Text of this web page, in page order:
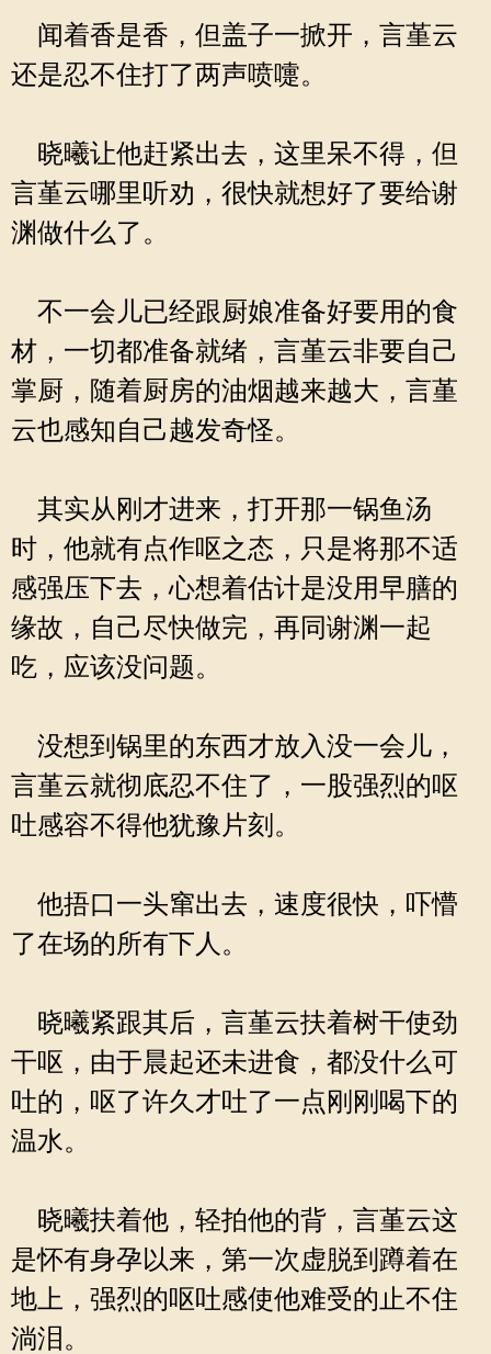
闻着香是香，但盖子一掀开，言堇云
还是忍不住打了两声喷嚏。
晓曦让他赶紧出去，这里呆不得，但
言堇云哪里听劝，很快就想好了要给谢
渊做什么了。
不一会儿已经跟厨娘准备好要用的食
材，一切都准备就绪，言堇云非要自己
掌厨，随着厨房的油烟越来越大，言堇
云也感知自己越发奇怪。
其实从刚才进来，打开那一锅鱼汤
时，他就有点作呕之态，只是将那不适
感强压下去，心想着估计是没用早膳的
缘故，自己尽快做完，再同谢渊一起
吃，应该没问题。
没想到锅里的东西才放入没一会儿，
言堇云就彻底忍不住了，一股强烈的呕
吐感容不得他犹豫片刻。
他捂口一头窜出去，速度很快，吓懵
了在场的所有下人。
晓曦紧跟其后，言堇云扶着树干使劲
干呕，由于晨起还未进食，都没什么可
吐的，呕了许久才吐了一点刚刚喝下的
温水。
晓曦扶着他，轻拍他的背，言堇云这
是怀有身孕以来，第一次虚脱到蹲着在
地上，强烈的呕吐感使他难受的止不住
淌泪。